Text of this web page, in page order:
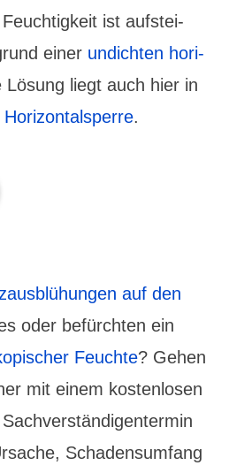
ist aufstei­
einer undichten hori­
Lösung liegt auch hier in
.
auf den
oder befürchten ein
Feuchte? Gehen
mit einem kosten­losen
Schadens­umfang